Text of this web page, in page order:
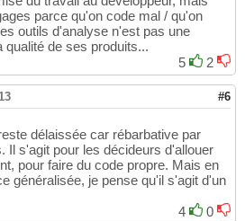
parce qu'on code mal / qu'on
outils d'analyse n'est pas une
qualité de ses produits...
5
2
#6
délaissée car rébarbative par
Il s'agit pour les décideurs d'allouer
pour faire du code propre. Mais en
généralisée, je pense qu'il s'agit d'un
4
0